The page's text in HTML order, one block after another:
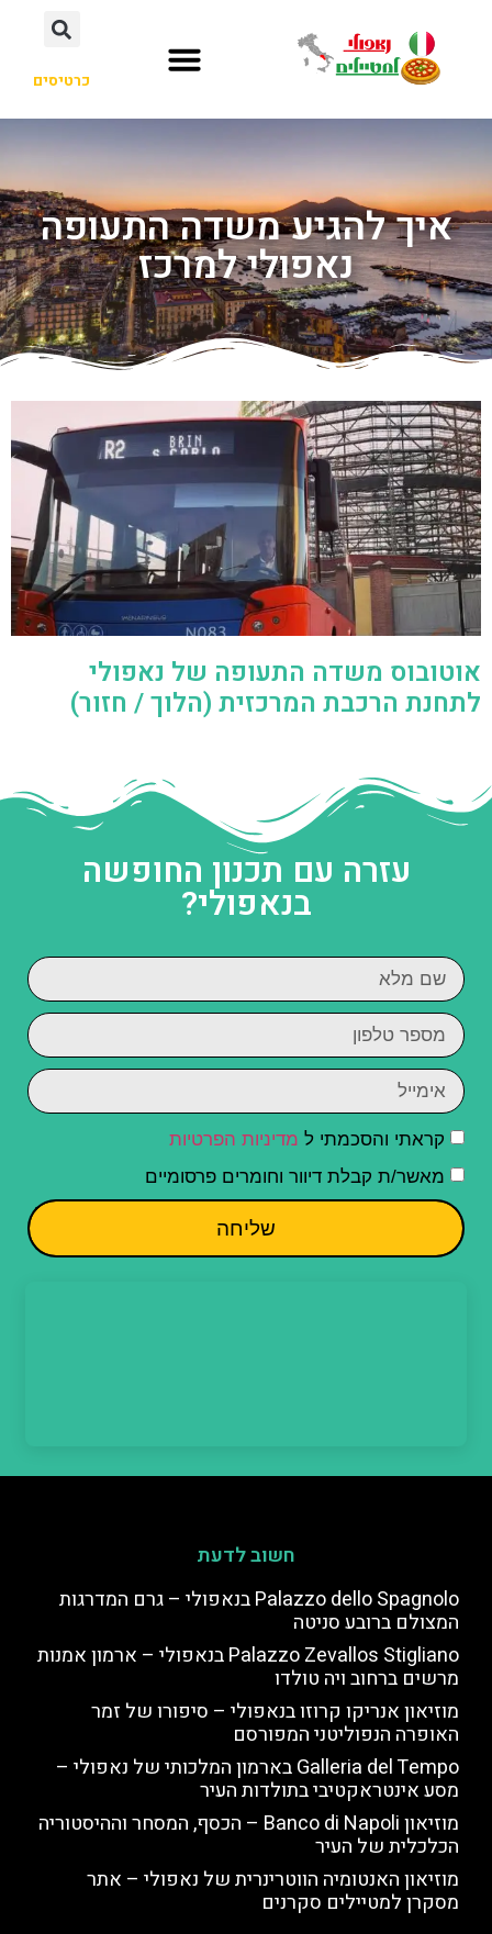
כרטיסים
איך להגיע משדה התעופה
נאפולי למרכז
אוטובוס משדה התעופה של נאפולי
לתחנת הרכבת המרכזית (הלוך / חזור)
עזרה עם תכנון החופשה
בנאפולי?
קראתי והסכמתי ל מדיניות הפרטיות
מאשר/ת קבלת דיוור וחומרים פרסומיים
שליחה
חשוב לדעת
Palazzo dello Spagnolo בנאפולי – גרם המדרגות
המצולם ברובע סניטה
Palazzo Zevallos Stigliano בנאפולי – ארמון אמנות
מרשים ברחוב ויה טולדו
מוזיאון אנריקו קרוזו בנאפולי – סיפורו של זמר
האופרה הנפוליטני המפורסם
Galleria del Tempo בארמון המלכותי של נאפולי –
מסע אינטראקטיבי בתולדות העיר
מוזיאון Banco di Napoli – הכסף, המסחר וההיסטוריה
הכלכלית של העיר
מוזיאון האנטומיה הווטרינרית של נאפולי – אתר
מסקרן למטיילים סקרנים